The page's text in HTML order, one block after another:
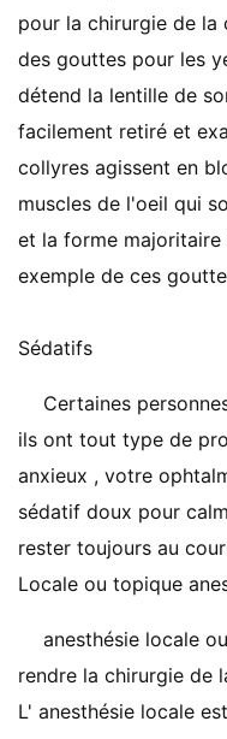
pour la chirurgie de la
des gouttes pour les
détend la lentille de
facilement retiré et
collyres agissent en
muscles de l'oeil qui
et la forme
exemple de ces
Sédatifs
Certaines
ils ont tout type de
anxieux , votre
sédatif doux pour
rester toujours au
Locale ou topique
anesthésie locale
rendre la chirurgie de
L' anesthésie locale